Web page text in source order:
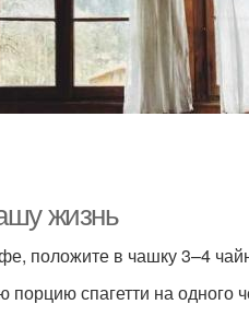
жизнь
положите в чашку 3–4
порцию спагетти на